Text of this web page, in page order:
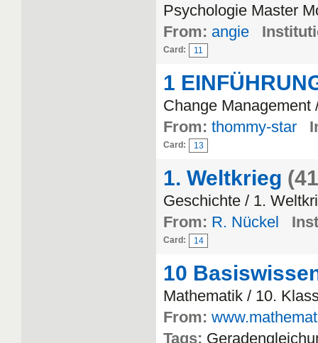
Psychologie Master
From: angie
Card: 11
1
Change Management
From: thommy-star
Card: 13
1. Weltkrieg
Geschichte / 1.
From: R. Nückel
Card: 14
10
Mathematik / 10.
From:
Tags: